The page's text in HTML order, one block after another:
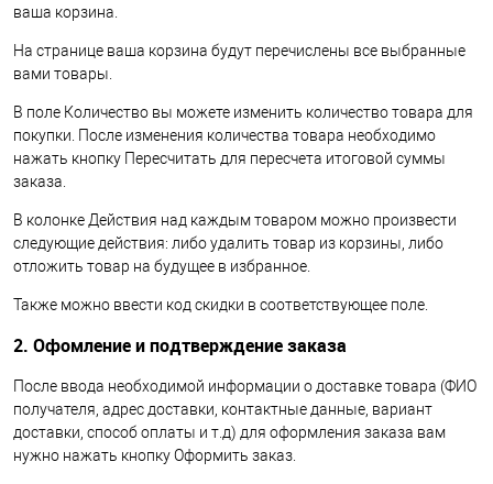
ваша корзина.
На странице ваша корзина будут перечислены все выбранные
вами товары.
В поле Количество вы можете изменить количество товара для
покупки. После изменения количества товара необходимо
нажать кнопку Пересчитать для пересчета итоговой суммы
заказа.
В колонке Действия над каждым товаром можно произвести
следующие действия: либо удалить товар из корзины, либо
отложить товар на будущее в избранное.
Также можно ввести код скидки в соответствующее поле.
2. Офомление и подтверждение заказа
После ввода необходимой информации о доставке товара (ФИО
получателя, адрес доставки, контактные данные, вариант
доставки, способ оплаты и т.д) для оформления заказа вам
нужно нажать кнопку Оформить заказ.